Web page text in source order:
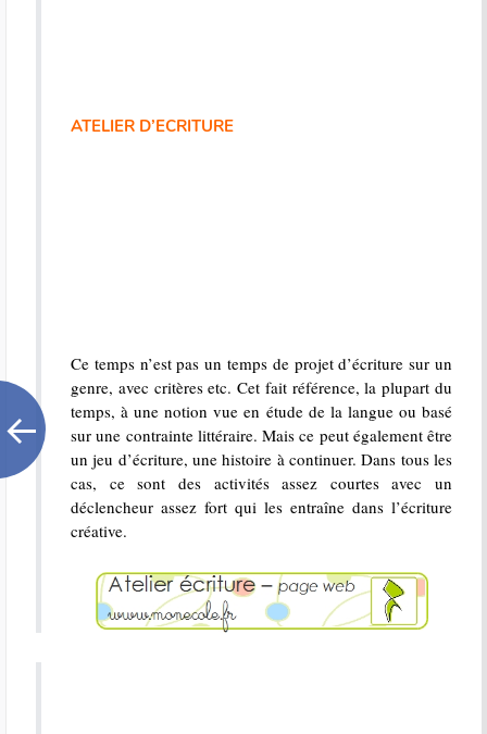
ATELIER D’ECRITURE
Ce temps n’est pas un temps de projet d’écriture sur un
genre, avec critères etc. Cet fait référence, la plupart du
temps, à une notion vue en étude de la langue ou basé
sur une contrainte littéraire. Mais ce peut également être
un jeu d’écriture, une histoire à continuer. Dans tous les
cas, ce sont des activités assez courtes avec un
déclencheur assez fort qui les entraîne dans l’écriture
créative.